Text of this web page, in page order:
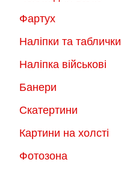
Фартух
Наліпки та таблички
Наліпка військові
Банери
Скатертини
Картини на холсті
Фотозона